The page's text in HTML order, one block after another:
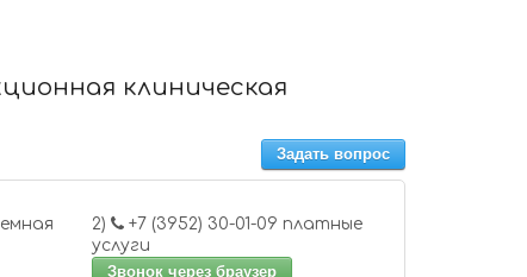
клиническая
Задать вопрос
2)
+7 (3952) 30-01-09 платные
услуги
Звонок через браузер